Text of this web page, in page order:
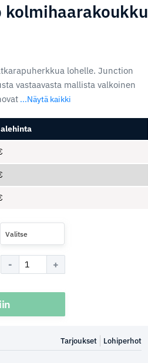
kolmihaarakoukku
lohelle. Junction
vastaavasta mallista valkoinen
...Näytä kaikki
Valitse
Lohiperhot
Tarjoukset